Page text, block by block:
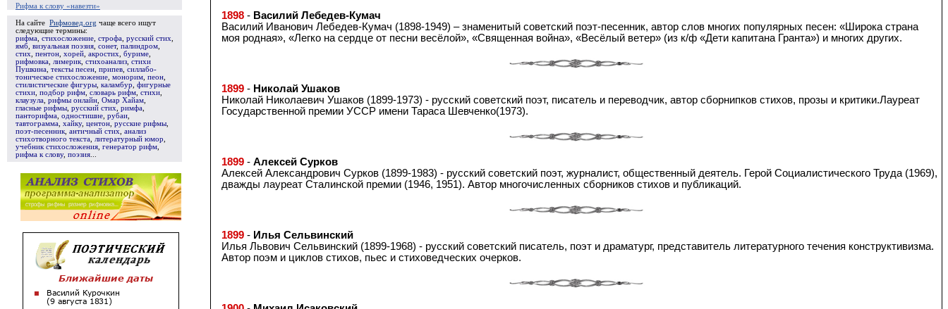
Рифма к слову «навезти»
На сайте Рифмовед.org чаще всего ищут
следующие термины:
рифма стихосложение строфа русский стих
ямб визуальная поэзия сонет, палиндром
стих
пентон хорей акростих буриме
рифмовка
лимерик стихоанализ стихи
Пушкина тексты песен припев силлабо-
тоническое стихосложение монорим пеон
стилистические фигуры каламбур
фигурные
стихи подбор рифм словарь рифм стихи
клаузула рифмы онлайн Омар Хайам
гласные рифмы русский стих римфа
панторифма одностишие рубаи
тавтограмма хайку, центон русские рифмы
поэт-песенник античный стих
анализ
стихотворного текста
литературный юмор
учебник стихосложения генератор рифм
рифма к слову, поэзия
1898 - Василий Лебедев-Кумач
Василий Иванович Лебедев-Кумач (1898-1949) – знаменитый советский поэт-песенник, автор слов многих популярных песен: «Широка страна
моя родная», «Легко на сердце от песни весёлой», «Священная война», «Весёлый ветер» (из к/ф «Дети капитана Гранта») и многих других.
1899 - Николай Ушаков
Николай Николаевич Ушаков (1899-1973) - русский советский поэт, писатель и переводчик, автор сборнипков стихов, прозы и критики.Лауреат
Государственной премии УССР имени Тараса Шевченко(1973).
1899 - Алексей Сурков
Алексей Александрович Сурков (1899-1983) - русский советский поэт, журналист, общественный деятель. Герой Социалистического Труда (1969),
дважды лауреат Сталинской премии (1946, 1951). Автор многочисленных сборников стихов и публикаций.
1899 - Илья Сельвинский
Илья Львович Сельвинский (1899-1968) - русский советский писатель, поэт и драматург, представитель литературного течения конструктивизма.
Автор поэм и циклов стихов, пьес и стиховедческих очерков.